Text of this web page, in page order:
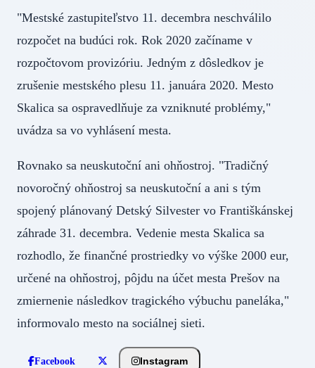
"Mestské zastupiteľstvo 11. decembra neschválilo
rozpočet na budúci rok. Rok 2020 začíname v
rozpočtovom provizóriu. Jedným z dôsledkov je
zrušenie mestského plesu 11. januára 2020. Mesto
Skalica sa ospravedlňuje za vzniknuté problémy,"
uvádza sa vo vyhlásení mesta.
Rovnako sa neuskutoční ani ohňostroj. "Tradičný
novoročný ohňostroj sa neuskutoční a ani s tým
spojený plánovaný Detský Silvester vo Františkánskej
záhrade 31. decembra. Vedenie mesta Skalica sa
rozhodlo, že finančné prostriedky vo výške 2000 eur,
určené na ohňostroj, pôjdu na účet mesta Prešov na
zmiernenie následkov tragického výbuchu paneláka,"
informovalo mesto na sociálnej sieti.
Facebook Instagram